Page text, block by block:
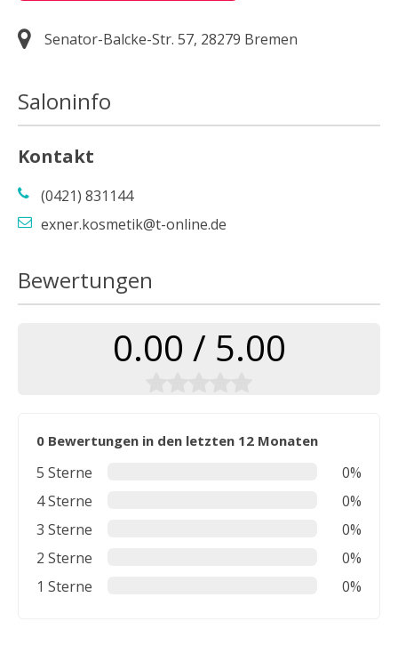
Senator-Balcke-Str. 57, 28279 Bremen
Saloninfo
Kontakt
(0421) 831144
exner.kosmetik@t-online.de
Bewertungen
0.00 / 5.00
0 Bewertungen in den letzten 12 Monaten
5 Sterne
0%
4 Sterne
0%
3 Sterne
0%
2 Sterne
0%
1 Sterne
0%